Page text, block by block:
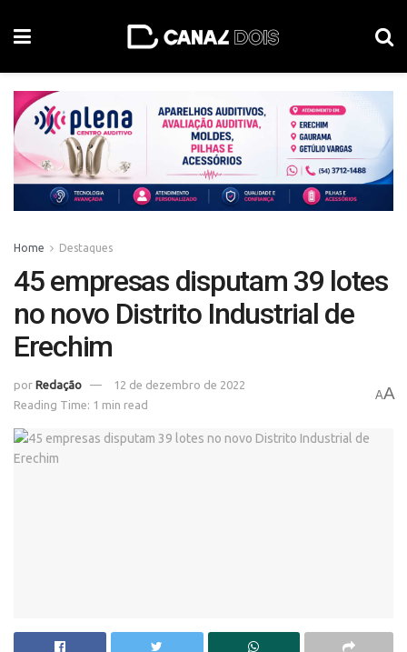
Home Destaques
45 empresas disputam 39 lotes
no novo Distrito Industrial de
Erechim
por Redação
12 de dezembro de 2022
Reading Time: 1 min read
AA